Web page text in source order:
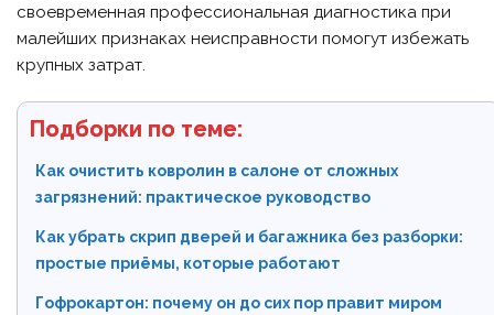
своевременная профессиональная диагностика при
малейших признаках неисправности помогут избежать
крупных затрат.
Подборки по теме:
Как очистить ковролин в салоне от сложных
загрязнений: практическое руководство
Как убрать скрип дверей и багажника без разборки:
простые приёмы, которые работают
Гофрокартон: почему он до сих пор правит миром